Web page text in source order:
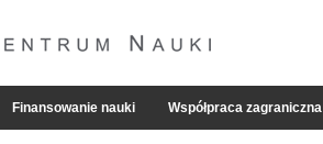
Finansowanie nauki Współpraca zagraniczna